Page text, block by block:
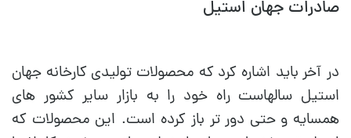
صادرات جهان استیل
در آخر باید اشاره کرد که محصولات تولیدی کارخانه جهان
استیل سالهاست راه خود را به بازار سایر کشور های
همسایه و حتی دور تر باز کرده است. این محصولات که